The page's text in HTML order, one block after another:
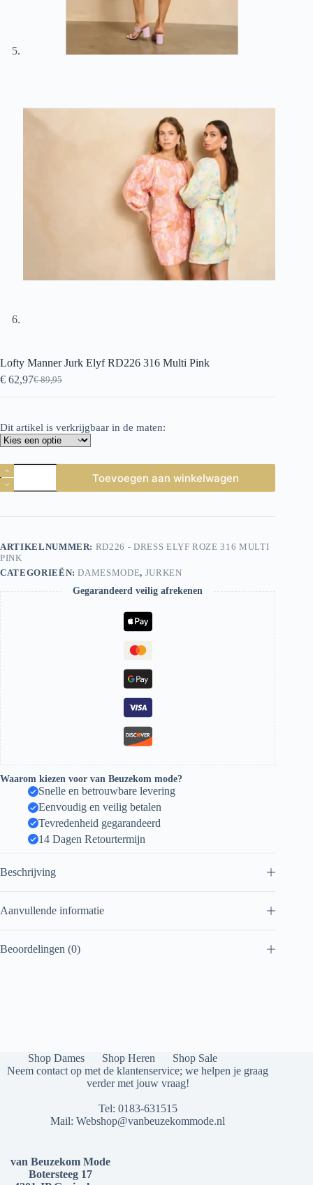
Lofty Manner Jurk Elyf RD226 316 Multi Pink
€89,95
Oorspronkelijke
prijs
€ 89,95.
€ 62,97Huidige
prijs
€ 62,97.
Dit artikel is verkrijgbaar in de maten:
Lofty
Manner
Jurk
RD226
Pink
aantal
Toevoegen aan winkelwagen
ARTIKELNUMMER: RD226 - DRESS ELYF ROZE 316 MULTI
PINK
CATEGORIEËN:DAMESMODE, JURKEN
Gegarandeerd veilig afrekenen
Waarom kiezen voor van Beuzekom mode?
Snelle en betrouwbare levering
Eenvoudig en veilig betalen
Tevredenheid gegarandeerd
14 Dagen Retourtermijn
Beschrijving
Aanvullende informatie
Beoordelingen (0)
Shop Dames Shop Heren
Shop Sale
Neem contact op met de klantenservice; we helpen je graag
verder met jouw vraag!
Tel: 0183-631515
Mail:Webshop@vanbeuzekommode.nl
van Beuzekom Mode
Botersteeg 17